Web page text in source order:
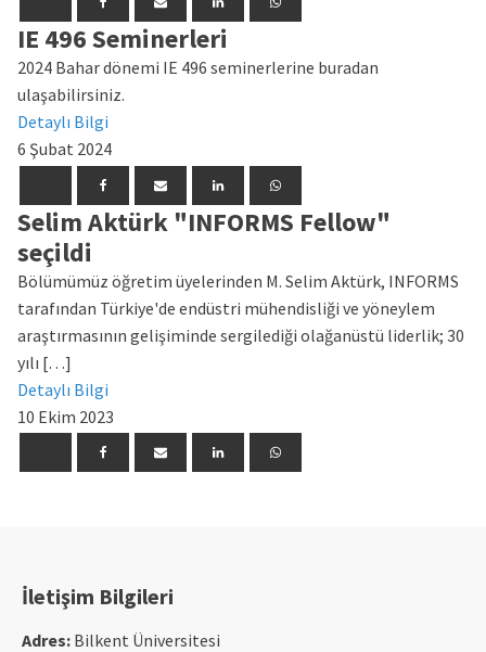
IE 496 Seminerleri
2024 Bahar dönemi IE 496 seminerlerine buradan
ulaşabilirsiniz.
Detaylı Bilgi
6 Şubat 2024
Selim Aktürk "INFORMS Fellow"
seçildi
Bölümümüz öğretim üyelerinden M. Selim Aktürk, INFORMS
tarafından Türkiye'de endüstri mühendisliği ve yöneylem
araştırmasının gelişiminde sergilediği olağanüstü liderlik; 30
yılı […]
Detaylı Bilgi
10 Ekim 2023
İletişim Bilgileri
Adres: Bilkent Üniversitesi